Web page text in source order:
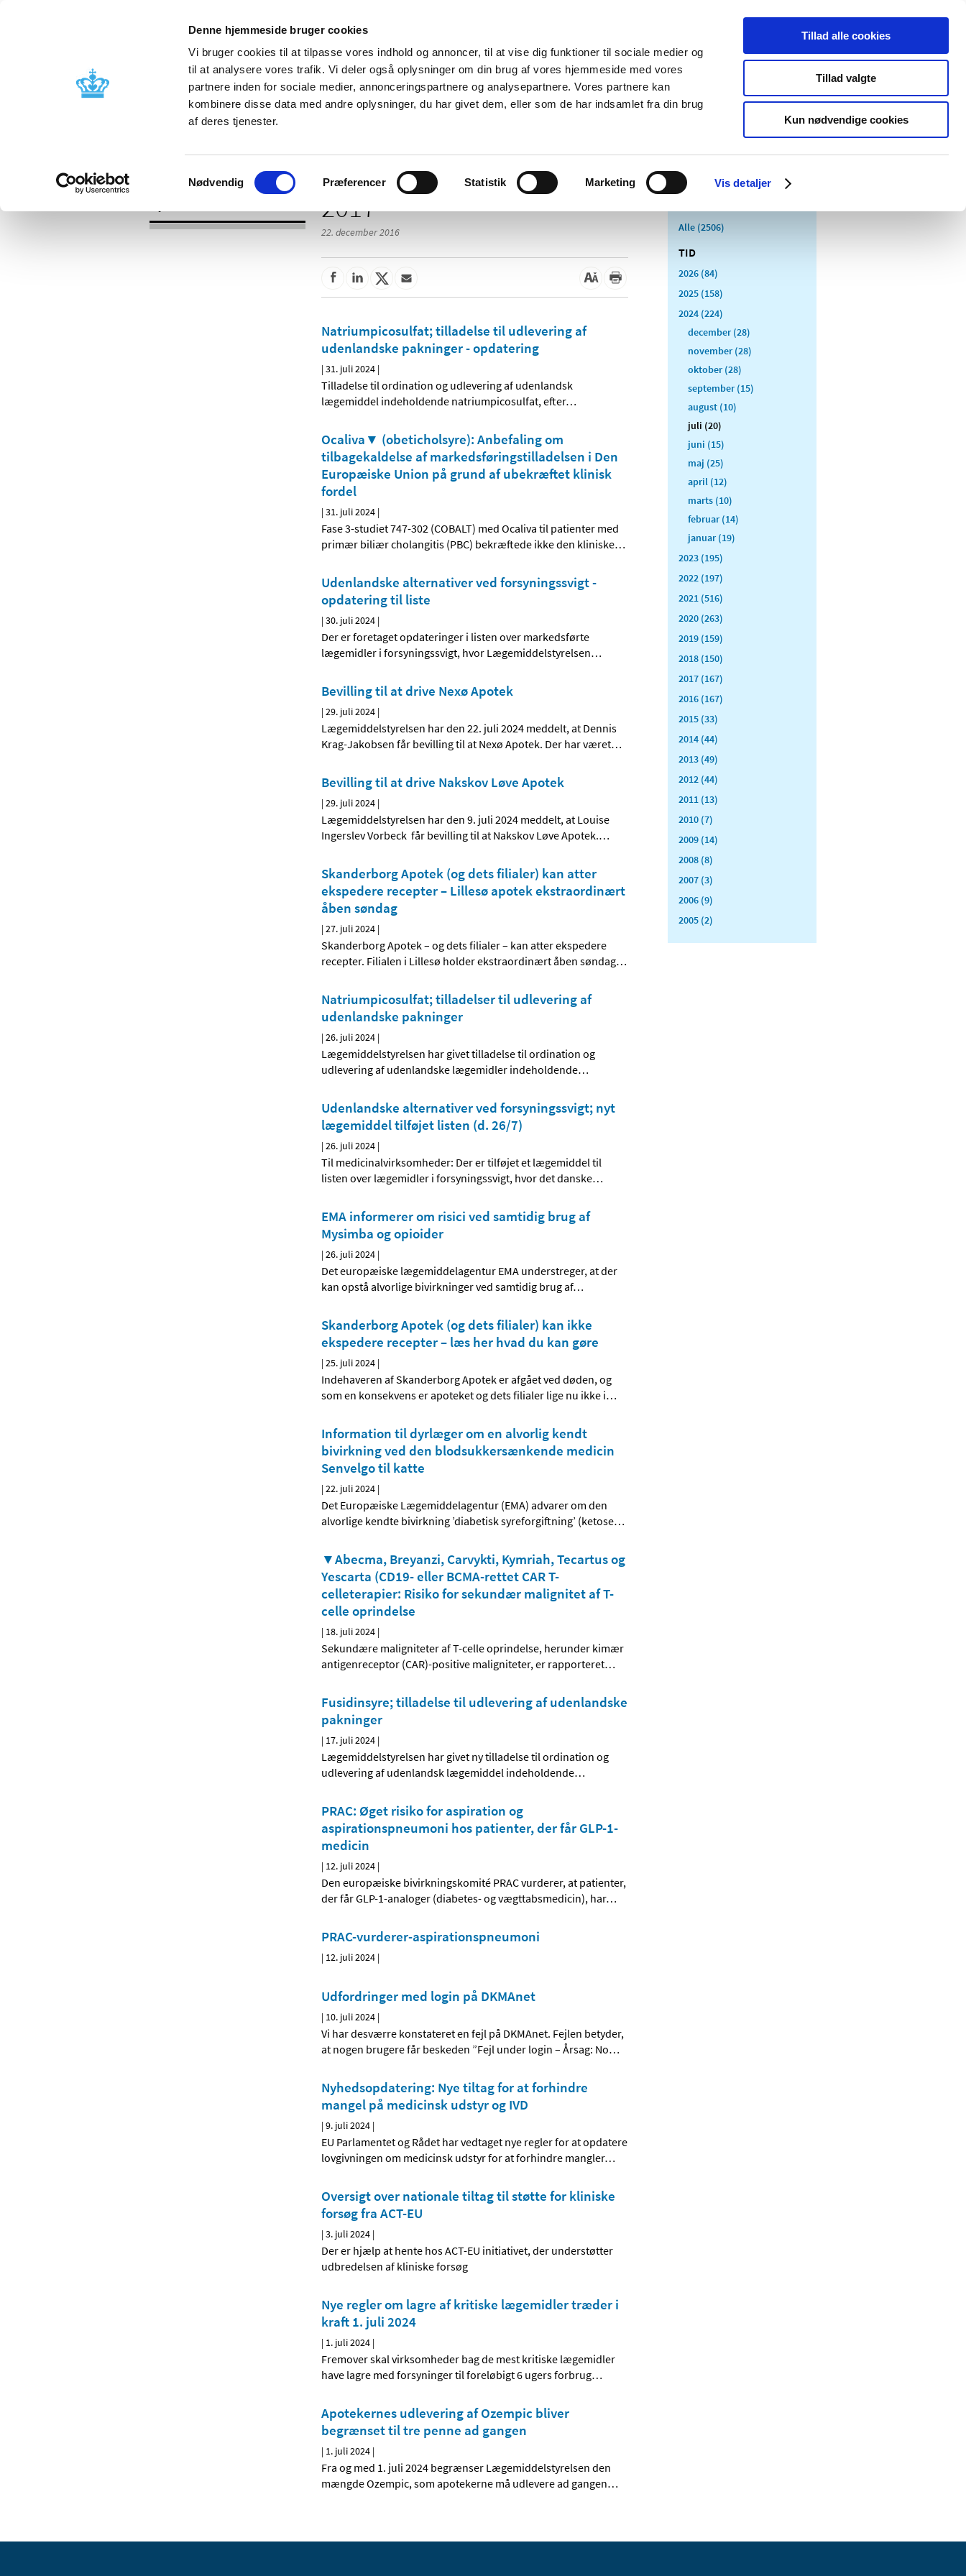
Denne hjemmeside bruger cookies
Vi bruger cookies til at tilpasse vores indhold og annoncer, til at vise dig funktioner til sociale medier og
til at analysere vores trafik. Vi deler også oplysninger om din brug af vores hjemmeside med vores
partnere inden for sociale medier, annonceringspartnere og analysepartnere. Vores partnere kan
kombinere disse data med andre oplysninger, du har givet dem, eller som de har indsamlet fra din brug
af deres tjenester.
Samtykkevalg
Nødvendig Præferencer Statistik Marketing Vis detaljer
Tillad alle cookies
Tillad valgte
Kun nødvendige cookies
Nyheder Om os Kontakt Udgivelser
Godkendelse og
Bivirkninger og
produktinformation
Tilskud og
Apoteker og salg af
Medicinsk
Særlige
produktområder
2017
22. december 2016
Natriumpicosulfat; tilladelse til udlevering af
udenlandske pakninger - opdatering
|31. juli 2024 |
Tilladelse til ordination og udlevering af udenlandsk
lægemiddel indeholdende natriumpicosulfat, efter…
Ocaliva▼ (obeticholsyre): Anbefaling om
tilbagekaldelse af markedsføringstilladelsen i Den
Europæiske Union på grund af ubekræftet klinisk
fordel
|31. juli 2024 |
Fase 3-studiet 747-302 (COBALT) med Ocaliva til patienter med
primær biliær cholangitis (PBC) bekræftede ikke den kliniske…
Udenlandske alternativer ved forsyningssvigt -
opdatering til liste
|30. juli 2024 |
Der er foretaget opdateringer i listen over markedsførte
lægemidler i forsyningssvigt, hvor Lægemiddelstyrelsen…
Bevilling til at drive Nexø Apotek
|29. juli 2024 |
Lægemiddelstyrelsen har den 22. juli 2024 meddelt, at Dennis
Krag-Jakobsen får bevilling til at Nexø Apotek. Der har været…
Bevilling til at drive Nakskov Løve Apotek
|29. juli 2024 |
Lægemiddelstyrelsen har den 9. juli 2024 meddelt, at Louise
Ingerslev Vorbeck får bevilling til at Nakskov Løve Apotek.…
Skanderborg Apotek (og dets filialer) kan atter
ekspedere recepter – Lillesø apotek ekstraordinært
åben søndag
|27. juli 2024 |
Skanderborg Apotek – og dets filialer – kan atter ekspedere
recepter. Filialen i Lillesø holder ekstraordinært åben søndag…
Natriumpicosulfat; tilladelser til udlevering af
udenlandske pakninger
|26. juli 2024 |
Lægemiddelstyrelsen har givet tilladelse til ordination og
udlevering af udenlandske lægemidler indeholdende…
Udenlandske alternativer ved forsyningssvigt; nyt
lægemiddel tilføjet listen (d. 26/7)
|26. juli 2024 |
Til medicinalvirksomheder: Der er tilføjet et lægemiddel til
listen over lægemidler i forsyningssvigt, hvor det danske…
EMA informerer om risici ved samtidig brug af
Mysimba og opioider
|26. juli 2024 |
Det europæiske lægemiddelagentur EMA understreger, at der
kan opstå alvorlige bivirkninger ved samtidig brug af…
Skanderborg Apotek (og dets filialer) kan ikke
ekspedere recepter – læs her hvad du kan gøre
|25. juli 2024 |
Indehaveren af Skanderborg Apotek er afgået ved døden, og
som en konsekvens er apoteket og dets filialer lige nu ikke i…
Information til dyrlæger om en alvorlig kendt
bivirkning ved den blodsukkersænkende medicin
Senvelgo til katte
|22. juli 2024 |
Det Europæiske Lægemiddelagentur (EMA) advarer om den
alvorlige kendte bivirkning ’diabetisk syreforgiftning’ (ketose…
▼Abecma, Breyanzi, Carvykti, Kymriah, Tecartus og
Yescarta (CD19- eller BCMA-rettet CAR T-
celleterapier: Risiko for sekundær malignitet af T-
celle oprindelse
| 18. juli 2024 |
Sekundære maligniteter af T-celle oprindelse, herunder kimær
antigenreceptor (CAR)-positive maligniteter, er rapporteret…
Fusidinsyre; tilladelse til udlevering af udenlandske
pakninger
| 17. juli 2024 |
Lægemiddelstyrelsen har givet ny tilladelse til ordination og
udlevering af udenlandsk lægemiddel indeholdende…
PRAC: Øget risiko for aspiration og
aspirationspneumoni hos patienter, der får GLP-1-
medicin
| 12. juli 2024 |
Den europæiske bivirkningskomité PRAC vurderer, at patienter,
der får GLP-1-analoger (diabetes- og vægttabsmedicin), har…
PRAC-vurderer-aspirationspneumoni
| 12. juli 2024 |
Udfordringer med login på DKMAnet
| 10. juli 2024 |
Vi har desværre konstateret en fejl på DKMAnet. Fejlen betyder,
at nogen brugere får beskeden ”Fejl under login – Årsag: No…
Nyhedsopdatering: Nye tiltag for at forhindre
mangel på medicinsk udstyr og IVD
|9. juli 2024 |
EU Parlamentet og Rådet har vedtaget nye regler for at opdatere
lovgivningen om medicinsk udstyr for at forhindre mangler…
Oversigt over nationale tiltag til støtte for kliniske
forsøg fra ACT-EU
|3. juli 2024 |
Der er hjælp at hente hos ACT-EU initiativet, der understøtter
udbredelsen af kliniske forsøg
Nye regler om lagre af kritiske lægemidler træder i
kraft 1. juli 2024
| 1. juli 2024 |
Fremover skal virksomheder bag de mest kritiske lægemidler
have lagre med forsyninger til foreløbigt 6 ugers forbrug…
Apotekernes udlevering af Ozempic bliver
begrænset til tre penne ad gangen
| 1. juli 2024 |
Fra og med 1. juli 2024 begrænser Lægemiddelstyrelsen den
mængde Ozempic, som apotekerne må udlevere ad gangen…
Alle (2506)
TID
2026 (84)
2025 (158)
2024 (224)
december (28)
november (28)
oktober (28)
september (15)
august (10)
juli (20)
juni (15)
maj (25)
april (12)
marts (10)
februar (14)
januar (19)
2023 (195)
2022 (197)
2021 (516)
2020 (263)
2019 (159)
2018 (150)
2017 (167)
2016 (167)
2015 (33)
2014 (44)
2013 (49)
2012 (44)
2011 (13)
2010 (7)
2009 (14)
2008 (8)
2007 (3)
2006 (9)
2005 (2)